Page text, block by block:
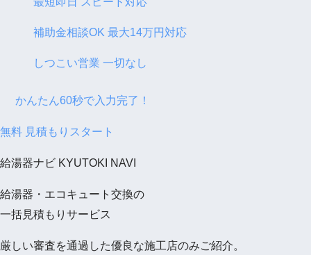
補助金相談OK 最大14万円対応
しつこい営業 一切なし
かんたん60秒で入力完了！
無料 見積もりスタート
給湯器ナビ KYUTOKI NAVI
給湯器・エコキュート交換の
一括見積もりサービス
厳しい審査を通過した優良な施工店のみご紹介。